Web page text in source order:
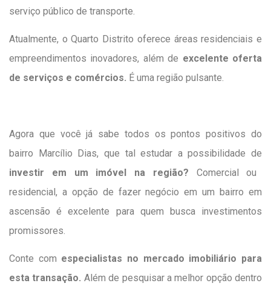
serviço público de transporte.
Atualmente, o Quarto Distrito oferece áreas residenciais e
empreendimentos inovadores, além de excelente oferta
de serviços e comércios. É uma região pulsante.
Agora que você já sabe todos os pontos positivos do
bairro Marcílio Dias, que tal estudar a possibilidade de
investir em um imóvel na região? Comercial ou
residencial, a opção de fazer negócio em um bairro em
ascensão é excelente para quem busca investimentos
promissores.
Conte com especialistas no mercado imobiliário para
esta transação. Além de pesquisar a melhor opção dentro